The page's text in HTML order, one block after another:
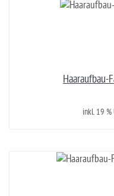
Haaraufbau-
inkl. 19 %